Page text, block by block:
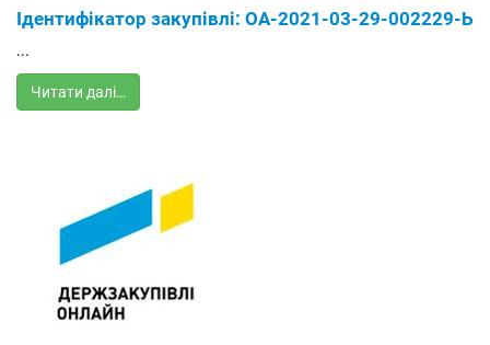
Ідентифікатор закупівлі: ОА-2021-03-29-002229-Ь
...
Читати далі…